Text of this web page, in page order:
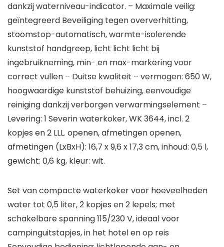
dankzij waterniveau-indicator. – Maximale veilig:
geïntegreerd Beveiliging tegen oververhitting,
stoomstop-automatisch, warmte-isolerende
kunststof handgreep, licht licht licht bij
ingebruikneming, min- en max-markering voor
correct vullen – Duitse kwaliteit – vermogen: 650 W,
hoogwaardige kunststof behuizing, eenvoudige
reiniging dankzij verborgen verwarmingselement –
Levering: 1 Severin waterkoker, WK 3644, incl. 2
kopjes en 2 LLL. openen, afmetingen openen,
afmetingen (LxBxH): 16,7 x 9,6 x 17,3 cm, inhoud: 0,5 l,
gewicht: 0,6 kg, kleur: wit.
Set van compacte waterkoker voor hoeveelheden
water tot 0,5 liter, 2 kopjes en 2 lepels; met
schakelbare spanning 115/230 V, ideaal voor
campinguitstapjes, in het hotel en op reis